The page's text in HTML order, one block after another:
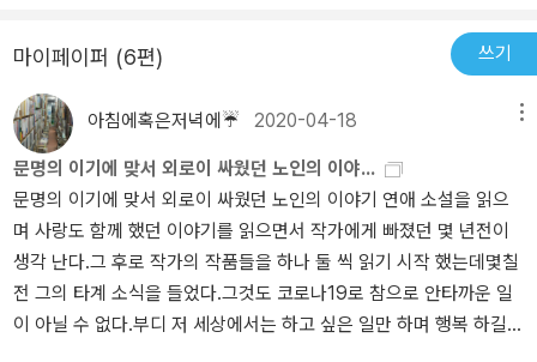
우정을 보여준 막스와 믹스(고양이), 멕스(생쥐)에게 고마움을 전한
마이페이퍼 (6편) 쓰기
아침에혹은저녁에☔ 2020-04-18
문명의 이기에 맞서 외로이 싸웠던 노인의 이야...
문명의 이기에 맞서 외로이 싸웠던 노인의 이야기 연애 소설을 읽으
며 사랑도 함께 했던 이야기를 읽으면서 작가에게 빠졌던 몇 년전이
생각 난다.그 후로 작가의 작품들을 하나 둘 씩 읽기 시작 했는데몇칠
전 그의 타계 소식을 들었다.그것도 코로나19로 참으로 안타까운 일
이 아닐 수 없다.부디 저 세상에서는 하고 싶은 일만 하며 행복 하길